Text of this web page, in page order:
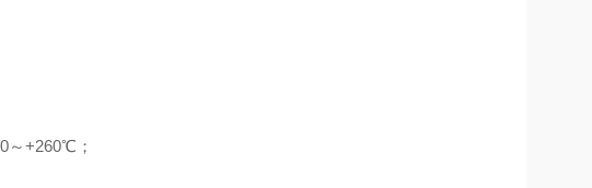
～+260℃；